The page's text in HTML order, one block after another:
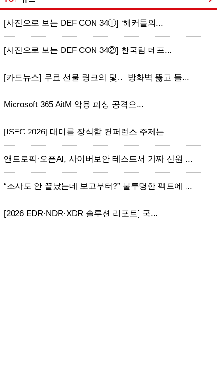
[사진으로 보는 DEF CON 34ⓛ] ‘해커들의...
[사진으로 보는 DEF CON 34②] 한국팀 데프...
[카드뉴스] 무료 선물 링크의 덫… 방화벽 뚫고 들...
Microsoft 365 AitM 악용 피싱 공격으...
[ISEC 2026] 대미를 장식할 컨퍼런스 주제는...
앤트로픽·오픈AI, 사이버보안 테스트서 가짜 신원 ...
“조사도 안 끝났는데 보고부터?” 불투명한 팩트에 ...
[2026 EDR·NDR·XDR 솔루션 리포트] 국...